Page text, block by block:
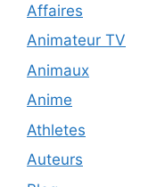
Affaires
Animateur TV
Animaux
Anime
Athletes
Auteurs